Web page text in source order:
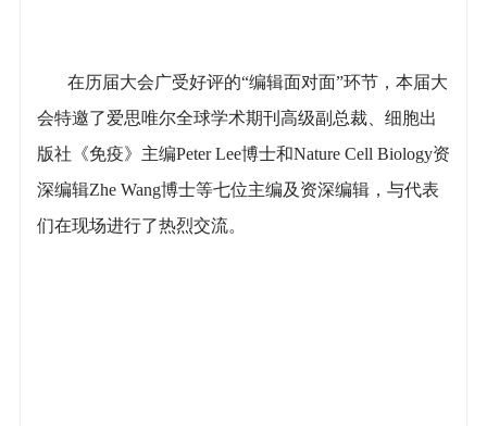
在历届大会广受好评的“编辑面对面”环节，本届大
会特邀了爱思唯尔全球学术期刊高级副总裁、细胞出
版社《免疫》主编Peter Lee博士和Nature Cell Biology资
深编辑Zhe Wang博士等七位主编及资深编辑，与代表
们在现场进行了热烈交流。